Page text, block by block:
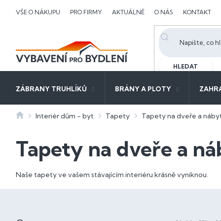
VŠE O NÁKUPU PRO FIRMY AKTUÁLNĚ O NÁS KONTAKT
HLEDAT
ZÁBRANY TRUHLÍKŮ BRÁNY A PLOTY
DomůInteriér dům - byt Tapety Tapety na dveře a
Tapety na dveře a
Naše tapety ve vašem stávajícím interiéru krásně vyniknou.